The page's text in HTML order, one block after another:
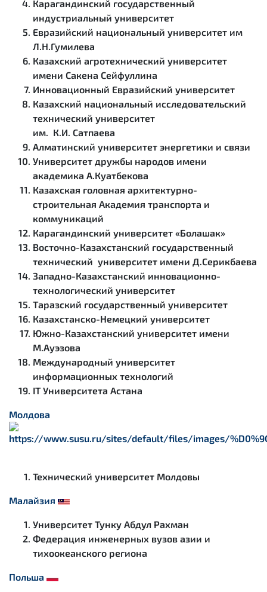
Карагандинский государственный
индустриальный университет
Евразийский национальный университет им
Л.Н.Гумилева
Казахский агротехнический университет
имени Сакена Сейфуллина
Инновационный Евразийский университет
Казахский национальный исследовательский
технический университет
им. К.И. Сатпаева
Алматинский университет энергетики и связи
Университет дружбы народов имени
академика А.Куатбекова
Казахская головная архитектурно-
строительная Академия транспорта и
коммуникаций
Карагандинский университет «Болашак»
Восточно-Казахстанский государственный
технический университет имени Д.Серикбаева
Западно-Казахстанский инновационно-
технологический университет
Таразский государственный университет
Казахстанско-Немецкий университет
Южно-Казахстанский университет имени
М.Ауэзова
Международный университет
информационных технологий
IT Университета Астана
Молдова
Технический университет Молдовы
Малайзия
Университет Тунку Абдул Рахман
Федерация инженерных вузов азии и
тихоокеанского региона
Польша